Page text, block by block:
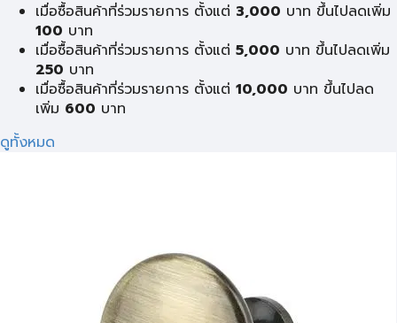
เมื่อซื้อสินค้าที่ร่วมรายการ ตั้งแต่ 3,000 บาท ขึ้นไปลดเพิ่ม
100 บาท
เมื่อซื้อสินค้าที่ร่วมรายการ ตั้งแต่ 5,000 บาท ขึ้นไปลดเพิ่ม
250 บาท
เมื่อซื้อสินค้าที่ร่วมรายการ ตั้งแต่ 10,000 บาท ขึ้นไปลด
เพิ่ม 600 บาท
ดูทั้งหมด